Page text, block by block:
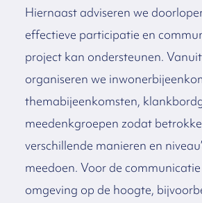
Hiernaast adviseren we
effectieve participatie en
project kan ondersteunen.
organiseren we
themabijeenkomsten,
meedenkgroepen zodat
verschillende manieren en
meedoen. Voor de
omgeving op de hoogte,